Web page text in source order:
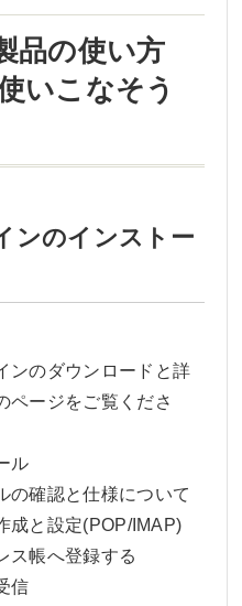
品の使い方
いこなそう
ンのインストー
ンのダウンロードと詳
ページをご覧くださ
ル
の確認と仕様について
成と設定(POP/IMAP)
ス帳へ登録する
信